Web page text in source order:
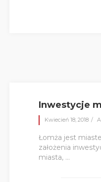
Inwestycje
Kwiecień 18, 2018
Łomża jest
założenia
miasta, ...